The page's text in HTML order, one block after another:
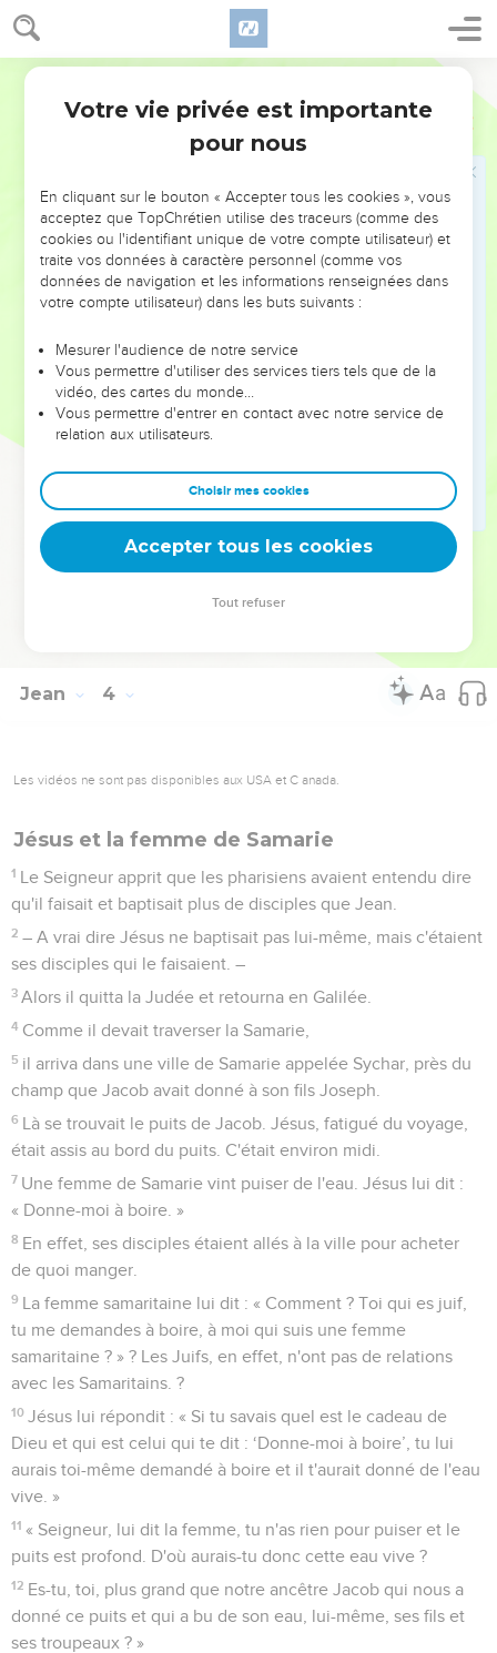
Jean 3
28 Vous-mêmes m'êtes témoins que j'ai dit : ‘Moi, je ne suis
pas le Messie, mais j'ai été envoyé devant lui.’
29
qui se tient là et qui l'entend, éprouve une grande joie à
cause de la voix du marié. Ainsi donc, cette joie qui est la
Il faut qu'il grandisse et que moi, je diminue.
Celui qui vient du ciel
Celui qui vient d'en haut est au-dessus de tous ; celui qui
Celui qui vient du ciel est au-dessus de tous,
il rend témoignage de ce qu'il a vu et entendu, et
personne n’accepte son témoignage.
Celui qui a accepté son témoignage a certifié que Dieu est
En effet, celui que Dieu a envoyé dit les paroles de Dieu,
parce que Dieu lui donne l'Esprit sans mesure.
Le Père aime le Fils et a tout remis entre ses mains.
Celui qui croit au Fils a la vie éternelle ; celui qui ne croit
Jean 4
Les vidéos ne sont pas disponibles aux USA et C anada.
Jésus et la femme de Samarie
1 Le Seigneur apprit que les pharisiens avaient entendu dire
qu'il faisait et baptisait plus de disciples que Jean.
2 – A vrai dire Jésus ne baptisait pas lui-même, mais c'étaient
ses disciples qui le faisaient. –
3 Alors il quitta la Judée et retourna en Galilée.
4 Comme il devait traverser la Samarie,
5 il arriva dans une ville de Samarie appelée Sychar, près du
champ que Jacob avait donné à son fils Joseph.
6 Là se trouvait le puits de Jacob. Jésus, fatigué du voyage,
était assis au bord du puits. C'était environ midi.
7 Une femme de Samarie vint puiser de l'eau. Jésus lui dit :
« Donne-moi à boire. »
8 En effet, ses disciples étaient allés à la ville pour acheter
de quoi manger.
9 La femme samaritaine lui dit : « Comment ? Toi qui es juif,
tu me demandes à boire, à moi qui suis une femme
samaritaine ? » ? Les Juifs, en effet, n'ont pas de relations
avec les Samaritains. ?
10 Jésus lui répondit : « Si tu savais quel est le cadeau de
Dieu et qui est celui qui te dit : ‘Donne-moi à boire’, tu lui
aurais toi-même demandé à boire et il t'aurait donné de l'eau
vive. »
11 « Seigneur, lui dit la femme, tu n'as rien pour puiser et le
puits est profond. D'où aurais-tu donc cette eau vive ?
12 Es-tu, toi, plus grand que notre ancêtre Jacob qui nous a
donné ce puits et qui a bu de son eau, lui-même, ses fils et
ses troupeaux ? »
Votre vie privée est importante
pour nous
En cliquant sur le bouton « Accepter tous les cookies », vous
acceptez que TopChrétien utilise des traceurs (comme des
cookies ou l'identifiant unique de votre compte utilisateur) et
traite vos données à caractère personnel (comme vos
données de navigation et les informations renseignées dans
votre compte utilisateur) dans les buts suivants :
Mesurer l'audience de notre service
Vous permettre d'utiliser des services tiers tels que de la
vidéo, des cartes du monde…
Vous permettre d'entrer en contact avec notre service de
relation aux utilisateurs.
Choisir mes cookies
Accepter tous les cookies
Tout refuser